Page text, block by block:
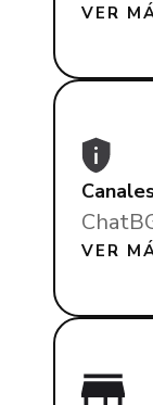
VER
VER